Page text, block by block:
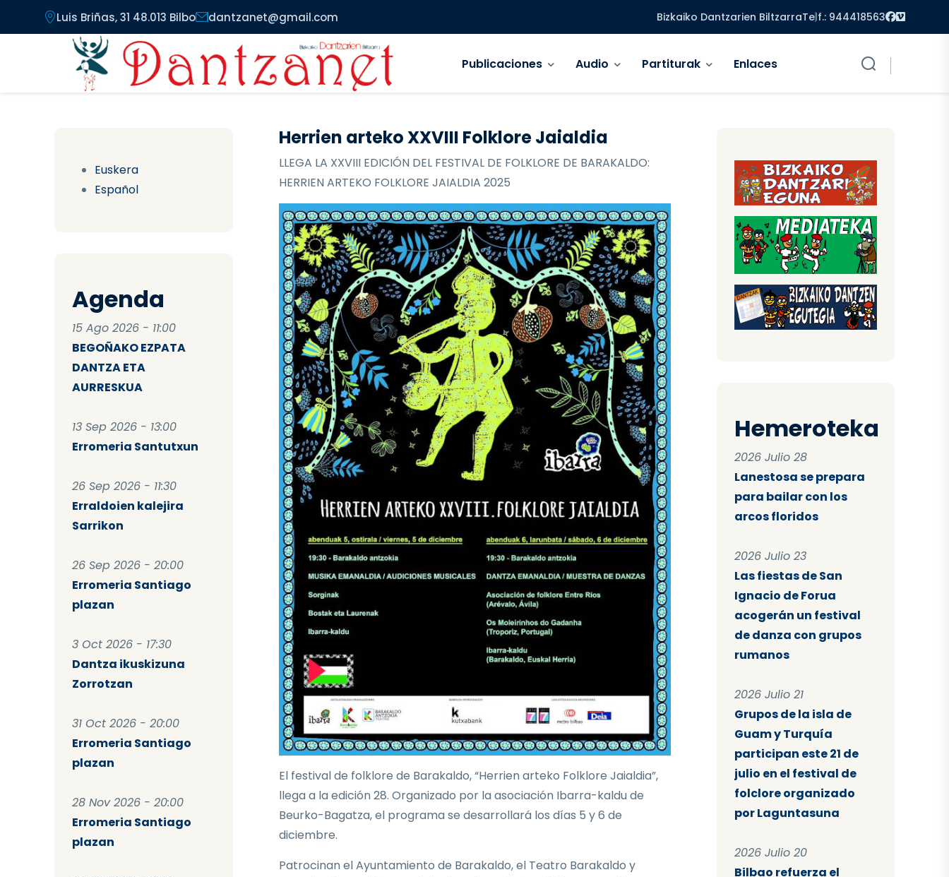
Pasar al contenido principal
Luis Briñas, 31 48.013 Bilbo dantzanet@gmail.com Bizkaiko Dantzarien BiltzarraTelf.: 944418563 Facebook
Vimeo
Publicaciones Audio Partiturak Enlaces
Euskera
Español
Agenda
15 Ago 2026 - 11:00
BEGOÑAKO EZPATA
DANTZA ETA
AURRESKUA
13 Sep 2026 - 13:00
Erromeria Santutxun
26 Sep 2026 - 11:30
Erraldoien kalejira
Sarrikon
26 Sep 2026 - 20:00
Erromeria Santiago
plazan
3 Oct 2026 - 17:30
Dantza ikuskizuna
Zorrotzan
31 Oct 2026 - 20:00
Erromeria Santiago
plazan
28 Nov 2026 - 20:00
Erromeria Santiago
plazan
Herrien arteko XXVIII Folklore Jaialdia
LLEGA LA XXVIII EDICIÓN DEL FESTIVAL DE FOLKLORE DE BARAKALDO:
HERRIEN ARTEKO FOLKLORE JAIALDIA 2025
El festival de folklore de Barakaldo, “Herrien arteko Folklore Jaialdia”,
llega a la edición 28. Organizado por la asociación Ibarra-kaldu de
Beurko-Bagatza, el programa se desarrollará los días 5 y 6 de
diciembre.
Patrocinan el Ayuntamiento de Barakaldo, el Teatro Barakaldo y
Hemeroteka
2026 Julio 28
Lanestosa se prepara
para bailar con los
arcos floridos
2026 Julio 23
Las fiestas de San
Ignacio de Forua
acogerán un festival
de danza con grupos
rumanos
2026 Julio 21
Grupos de la isla de
Guam y Turquía
participan este 21 de
julio en el festival de
folclore organizado
por Laguntasuna
2026 Julio 20
Bilbao refuerza el